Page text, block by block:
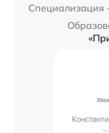
Специализация